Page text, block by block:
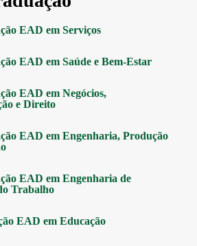
EAD em Serviços
EAD em Saúde e Bem-Estar
EAD em Negócios,
e Direito
EAD em Engenharia, Produção
EAD em Engenharia de
Trabalho
EAD em Educação